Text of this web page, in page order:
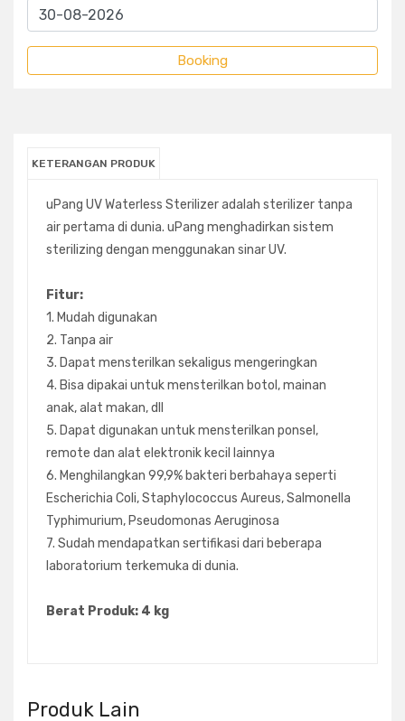
KETERANGAN PRODUK
uPang UV Waterless Sterilizer adalah sterilizer tanpa
air pertama di dunia. uPang menghadirkan sistem
sterilizing dengan menggunakan sinar UV.
Fitur:
1. Mudah digunakan
2. Tanpa air
3. Dapat mensterilkan sekaligus mengeringkan
4. Bisa dipakai untuk mensterilkan botol, mainan
anak, alat makan, dll
5. Dapat digunakan untuk mensterilkan ponsel,
remote dan alat elektronik kecil lainnya
6. Menghilangkan 99,9% bakteri berbahaya seperti
Escherichia Coli, Staphylococcus Aureus, Salmonella
Typhimurium, Pseudomonas Aeruginosa
7. Sudah mendapatkan sertifikasi dari beberapa
laboratorium terkemuka di dunia.
Berat Produk: 4 kg
Produk Lain